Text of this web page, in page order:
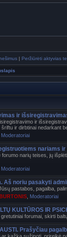
| Peržiūrėti aktyvias
ir
ir
ir dirbtinai nedarkant
Moderatoriai
nariams
forumo narių teises, jų
Moderatoriai
Aš noriu pasakyti
pastabos, pagalba,
Moderatoriai
KULTŪROS IR
forumai, skirti
Prašyčiau